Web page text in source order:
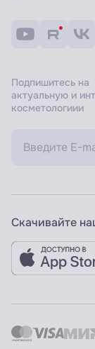
Подпишитесь на
актуальную и
косметологиии
Скачивайте